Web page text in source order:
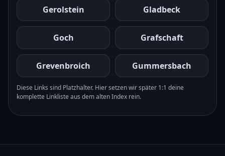
Gerolstein Gladbeck
Goch Grafschaft
Grevenbroich Gummersbach
Diese Links sind Platzhalter. Hier setzen wir später 1:1 deine
komplette Linkliste aus dem alten Index rein.